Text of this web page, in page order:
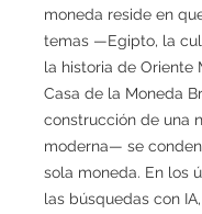
moneda reside en
temas —Egipto, la
la historia de Oriente
Casa de la Moneda
construcción de una
moderna— se
sola moneda. En los
las búsquedas con